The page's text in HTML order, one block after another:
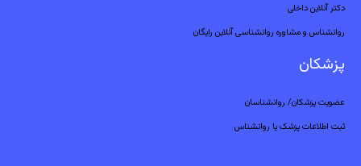
دکتر آنلاین داخلی
روانشناس و مشاوره روانشناسی آنلاین رایگان
پزشکان
عضویت پزشکان/ روانشناسان
ثبت اطلاعات پزشک یا روانشناس